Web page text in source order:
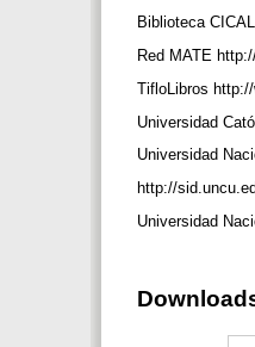
Biblioteca
Red MATE
TifloLibros
Universidad
Universidad
http://
Universidad